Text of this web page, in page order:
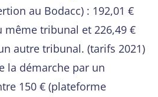
au Bodacc) : 192,01 €
même tribunal et 226,49 €
autre tribunal. (tarifs 2021)
la démarche par un
150 € (plateforme